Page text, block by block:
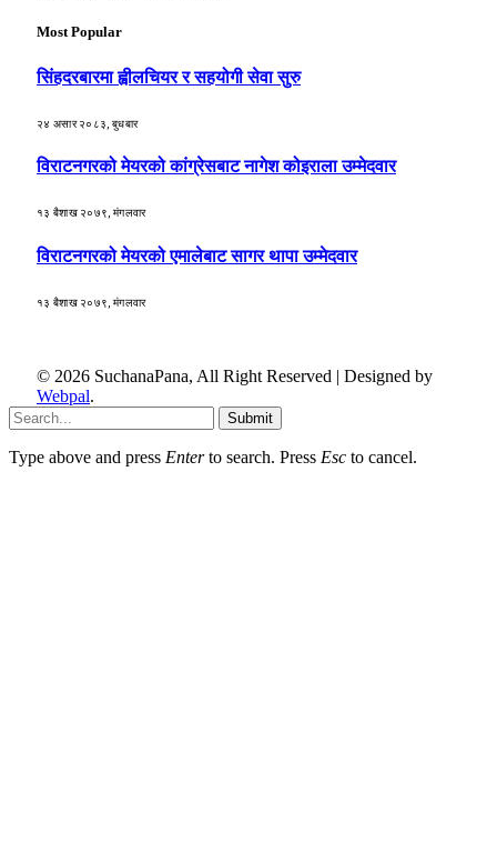
Most Popular
सिंहदरबारमा ह्वीलचियर र सहयोगी सेवा सुरु
२४ असार २०८३, बुधबार
विराटनगरको मेयरको कांग्रेसबाट नागेश कोइराला उम्मेदवार
१३ बैशाख २०७९, मंगलवार
विराटनगरको मेयरको एमालेबाट सागर थापा उम्मेदवार
१३ बैशाख २०७९, मंगलवार
© 2026 SuchanaPana, All Right Reserved | Designed by
Webpal.
Submit
Type above and press Enterto search. Press Esc to cancel.